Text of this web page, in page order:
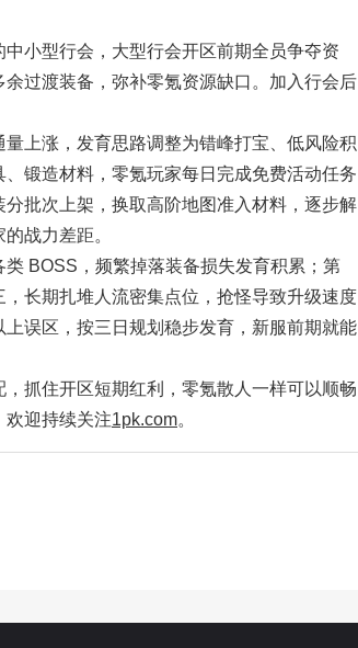
型行会，大型行会开区前期全员争夺资
过渡装备，弥补零氪资源缺口。加入行会后
涨，发育思路调整为错峰打宝、低风险积
锻造材料，零氪玩家每日完成免费活动任务
批次上架，换取高阶地图准入材料，逐步解
战力差距。
BOSS，频繁掉落装备损失发育积累；第
长期扎堆人流密集点位，抢怪导致升级速度
误区，按三日规划稳步发育，新服前期就能
住开区短期红利，零氪散人一样可以顺畅
欢迎持续关注1pk.com。